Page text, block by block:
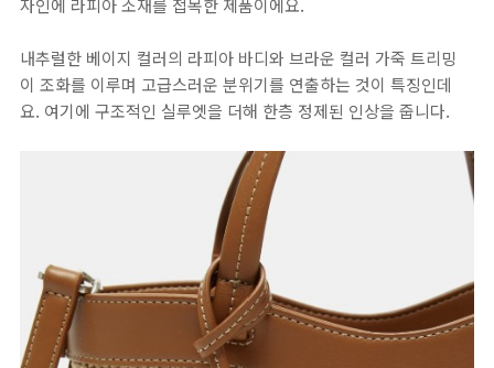
자인에 라피아 소재를 접목한 제품이에요.
내추럴한 베이지 컬러의 라피아 바디와 브라운 컬러 가죽 트리밍
이 조화를 이루며 고급스러운 분위기를 연출하는 것이 특징인데
요. 여기에 구조적인 실루엣을 더해 한층 정제된 인상을 줍니다.